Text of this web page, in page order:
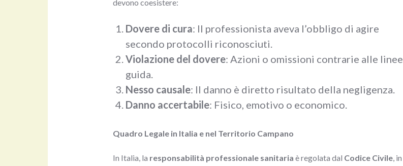
devono coesistere:
Dovere di cura: Il professionista aveva l’obbligo di agire
secondo protocolli riconosciuti.
Violazione del dovere: Azioni o omissioni contrarie alle linee
guida.
Nesso causale: Il danno è diretto risultato della negligenza.
Danno accertabile: Fisico, emotivo o economico.
Quadro Legale in Italia e nel Territorio Campano
In Italia, la responsabilità professionale sanitaria è regolata dal Codice Civile, in